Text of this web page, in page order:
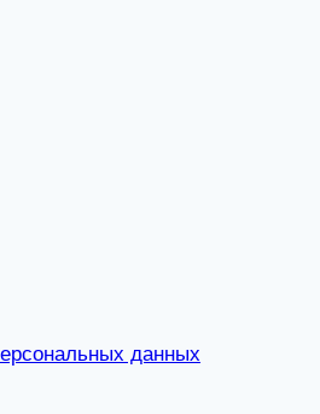
данных